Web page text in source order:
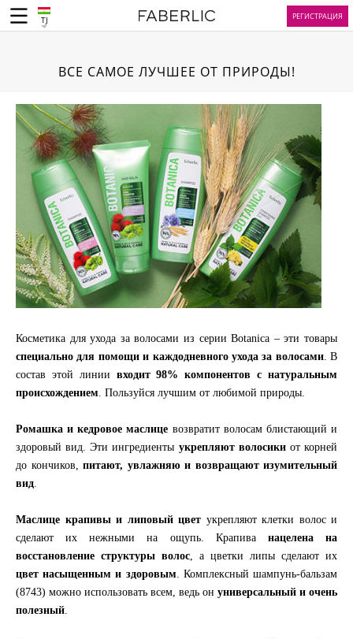
TJ РЕГИСТРАЦИЯ
ВСЕ САМОЕ ЛУЧШЕЕ ОТ ПРИРОДЫ!
Косметика для ухода за волосами из серии Botanica – эти товары
специально для помощи и каждодневного ухода за волосами. В
состав этой линии входит 98% компонентов с натуральным
происхождением . Пользуйся лучшим от любимой природы.
Ромашка и кедровое маслице возвратит волосам блистающий и
здоровый вид. Эти ингредиенты укрепляют волосикиот корней
до кончиков, питают, увлажняю и возвращают изумительный
вид
Маслице крапивы и липовый цвет укрепляют клетки волос и
сделают их нежными на ощупь. Крапива нацелена на
восстановление структуры волос , а цветки липы сделают их
цвет насыщенным и здоровым . Комплексный шампунь-бальзам
(8743) можно использовать всем, ведь он универсальный и очень
полезный